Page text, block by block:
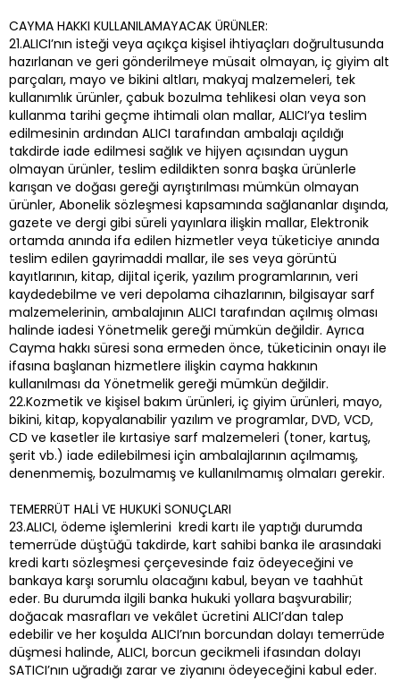
CAYMA HAKKI KULLANILAMAYACAK ÜRÜNLER:
21.ALICI’nın isteği veya açıkça kişisel ihtiyaçları doğrultusunda
hazırlanan ve geri gönderilmeye müsait olmayan, iç giyim alt
parçaları, mayo ve bikini altları, makyaj malzemeleri, tek
kullanımlık ürünler, çabuk bozulma tehlikesi olan veya son
kullanma tarihi geçme ihtimali olan mallar, ALICI’ya teslim
edilmesinin ardından ALICI tarafından ambalajı açıldığı
takdirde iade edilmesi sağlık ve hijyen açısından uygun
olmayan ürünler, teslim edildikten sonra başka ürünlerle
karışan ve doğası gereği ayrıştırılması mümkün olmayan
ürünler, Abonelik sözleşmesi kapsamında sağlananlar dışında,
gazete ve dergi gibi süreli yayınlara ilişkin mallar, Elektronik
ortamda anında ifa edilen hizmetler veya tüketiciye anında
teslim edilen gayrimaddi mallar, ile ses veya görüntü
kayıtlarının, kitap, dijital içerik, yazılım programlarının, veri
kaydedebilme ve veri depolama cihazlarının, bilgisayar sarf
malzemelerinin, ambalajının ALICI tarafından açılmış olması
halinde iadesi Yönetmelik gereği mümkün değildir. Ayrıca
Cayma hakkı süresi sona ermeden önce, tüketicinin onayı ile
ifasına başlanan hizmetlere ilişkin cayma hakkının
kullanılması da Yönetmelik gereği mümkün değildir.
22.Kozmetik ve kişisel bakım ürünleri, iç giyim ürünleri, mayo,
bikini, kitap, kopyalanabilir yazılım ve programlar, DVD, VCD,
CD ve kasetler ile kırtasiye sarf malzemeleri (toner, kartuş,
şerit vb.) iade edilebilmesi için ambalajlarının açılmamış,
denenmemiş, bozulmamış ve kullanılmamış olmaları gerekir.
TEMERRÜT HALİ VE HUKUKİ SONUÇLARI
23.ALICI, ödeme işlemlerini kredi kartı ile yaptığı durumda
temerrüde düştüğü takdirde, kart sahibi banka ile arasındaki
kredi kartı sözleşmesi çerçevesinde faiz ödeyeceğini ve
bankaya karşı sorumlu olacağını kabul, beyan ve taahhüt
eder. Bu durumda ilgili banka hukuki yollara başvurabilir;
doğacak masrafları ve vekâlet ücretini ALICI’dan talep
edebilir ve her koşulda ALICI’nın borcundan dolayı temerrüde
düşmesi halinde, ALICI, borcun gecikmeli ifasından dolayı
SATICI’nın uğradığı zarar ve ziyanını ödeyeceğini kabul eder.